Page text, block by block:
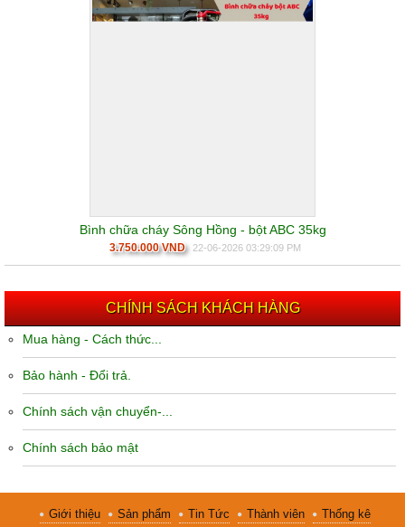
Bình chữa cháy Sông Hồng - bột ABC 35kg
3.750.000 VND 22-06-2026 03:29:09 PM
CHÍNH SÁCH KHÁCH HÀNG
Mua hàng - Cách thức...
Bảo hành - Đổi trả.
Chính sách vận chuyển-...
Chính sách bảo mật
Giới thiệu Sản phẩm Tin Tức Thành viên
Thống kê